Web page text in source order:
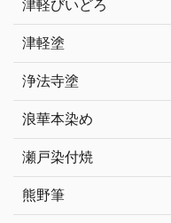
津軽びいどろ
津軽塗
浄法寺塗
浪華本染め
瀬戸染付焼
熊野筆